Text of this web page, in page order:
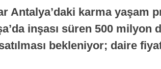
Antalya’daki karma yaşam
inşası süren 500 milyon
bekleniyor; daire